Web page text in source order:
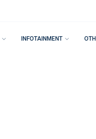
INFOTAINMENT